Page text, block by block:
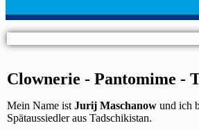
Clownerie - Pantomime -
Mein Name ist Jurij Maschanow und ich
Spätaussiedler aus Tadschikistan.